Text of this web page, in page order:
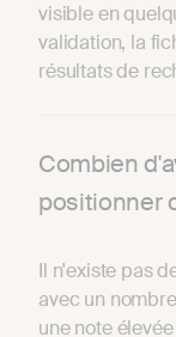
visible en
validation, la
résultats de
Combien
positionner
Il n'existe pas
avec un
une note